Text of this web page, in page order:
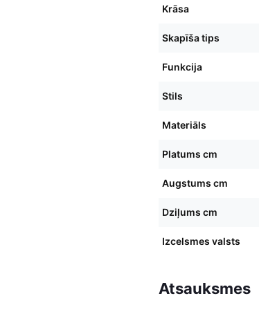
Krāsa
Skapīša tips
Funkcija
Stils
Materiāls
Platums cm
Augstums cm
Dziļums cm
Izcelsmes valsts
Atsauksmes